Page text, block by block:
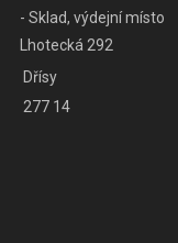
- Sklad, výdejní místo
Lhotecká 292
Dřísy
277 14